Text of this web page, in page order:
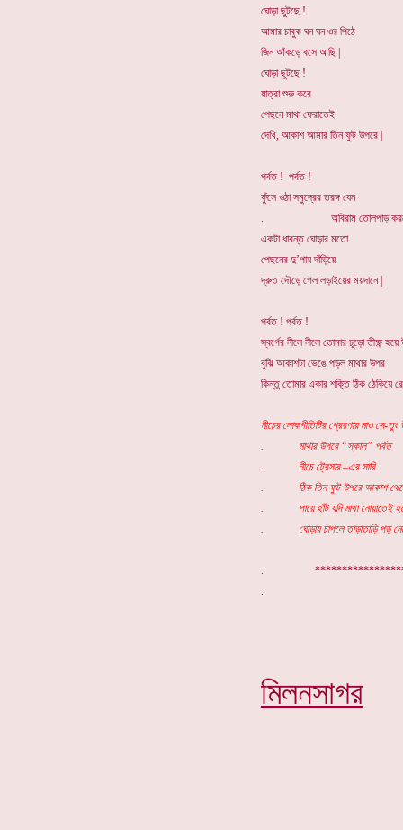
ঘোড়া ছুটছে !
আমার চাবুক ঘন ঘন ওর পিঠে
জিন আঁকড়ে বসে আছি |
ঘোড়া ছুটছে !
যাত্রা শুরু করে
পেছনে মাথা ফেরাতেই
দেখি, আকাশ আমার তিন ফুট উপরে |
পর্বত ! পর্বত !
ফুঁসে ওঠা সমুদ্রের তরঙ্গ যেন
. অবিরাম তোলপাড়
একটা ধাবন্ত ঘোড়ার মতো
পেছনের দু’পায় দাঁড়িয়ে
দ্রুত দৌড়ে গেল লড়াইয়ের ময়দানে |
পর্বত ! পর্বত !
স্বর্গের নীলে নীলে তোমার চূড়ো তীক্ষ্ণ
বুঝি আকাশটা ভেঙে পড়ল মাথার উপর
কিন্তু তোমার একার শক্তি ঠিক ঠেকিয়ে
নীচের লোকগীতিটির প্রেরণায় মাও সে-তুং
. মাথার উপরে “স্কাল” পর্বত
. নীচে ট্রেসার –এর সারি
. ঠিক তিন ফুট উপরে আকাশ
. পায়ে হাঁট যদি মাথা নোয়াতেই
. ঘোড়ায় চাপলে তাড়াতাড়ি পড়
.
মিলনসাগর